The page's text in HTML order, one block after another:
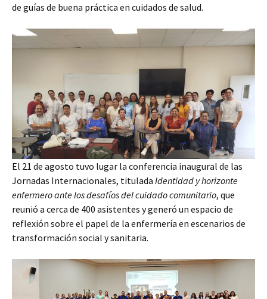
de guías de buena práctica en cuidados de salud.
El 21 de agosto tuvo lugar la conferencia inaugural de las
Jornadas Internacionales, titulada Identidad y horizonte
enfermero ante los desafíos del cuidado comunitario, que
reunió a cerca de 400 asistentes y generó un espacio de
reflexión sobre el papel de la enfermería en escenarios de
transformación social y sanitaria.